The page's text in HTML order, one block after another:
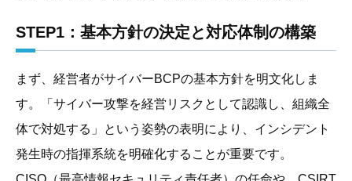
STEP1：基本方針の決定と対応体制の構築
まず、経営者がサイバーBCPの基本方針を明文化しま
す。「サイバー攻撃を経営リスクとして認識し、組織全
体で対処する」という姿勢の表明により、インシデント
発生時の指揮系統を明確化することが重要です。